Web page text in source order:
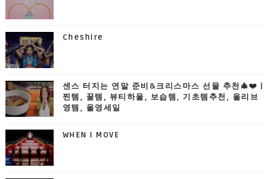
Cheshire
센스 터지는 연말 준비&크리스마스 선물 추천🎄❤️ |
찐템, 꿀템, 뷰티하울, 보습템, 기초템추천, 올리브
영템, 올영세일
WHEN I MOVE